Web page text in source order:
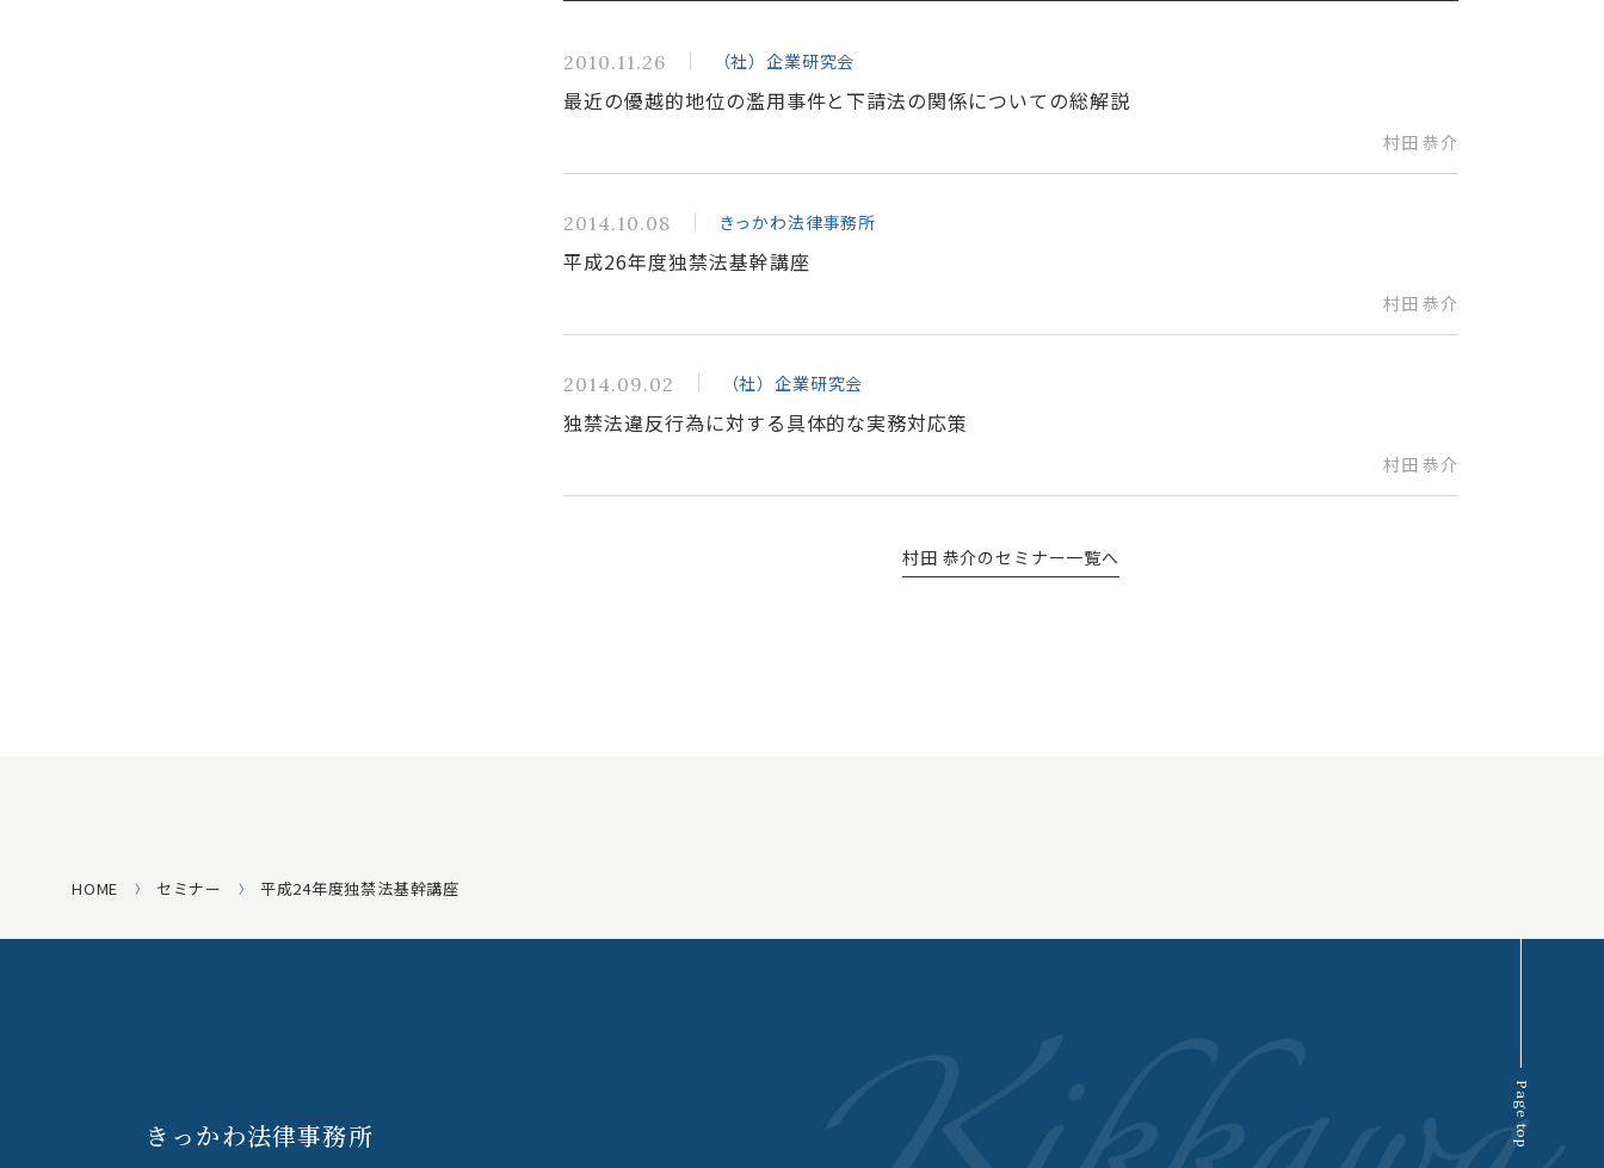
2010.11.26 （社）企業研究会
最近の優越的地位の濫用事件と下請法の関係についての総解説
村田 恭介
2014.10.08 きっかわ法律事務所
平成26年度独禁法基幹講座
村田 恭介
2014.09.02 （社）企業研究会
独禁法違反行為に対する具体的な実務対応策
村田 恭介
村田 恭介のセミナー一覧へ
HOME セミナー 平成24年度独禁法基幹講座
Page top
きっかわ法律事務所